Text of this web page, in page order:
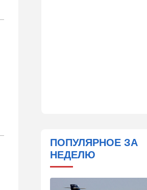
08:49 Новости Украины
ПОПУЛЯРНОЕ ЗА
НЕДЕЛЮ